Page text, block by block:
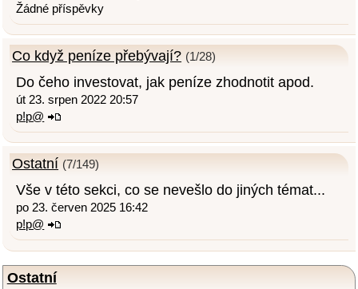
Žádné příspěvky
Co když peníze přebývají? (1/28)
Do čeho investovat, jak peníze zhodnotit apod.
út 23. srpen 2022 20:57
p!p@
Ostatní (7/149)
Vše v této sekci, co se nevešlo do jiných témat...
po 23. červen 2025 16:42
p!p@
Ostatní